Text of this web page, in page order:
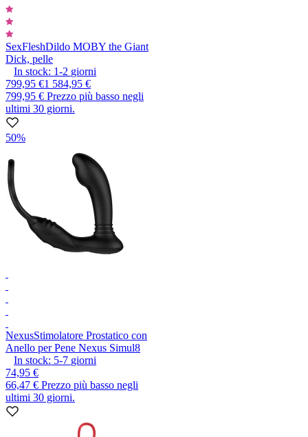
SexFleshDildo MOBY the Giant
Dick, pelle
In stock: 1-2 giorni
799,95 €1 584,95 €
799,95 € Prezzo più basso negli
ultimi 30 giorni.
50%
NexusStimolatore Prostatico con
Anello per Pene Nexus Simul8
In stock: 5-7 giorni
74,95 €
66,47 € Prezzo più basso negli
ultimi 30 giorni.